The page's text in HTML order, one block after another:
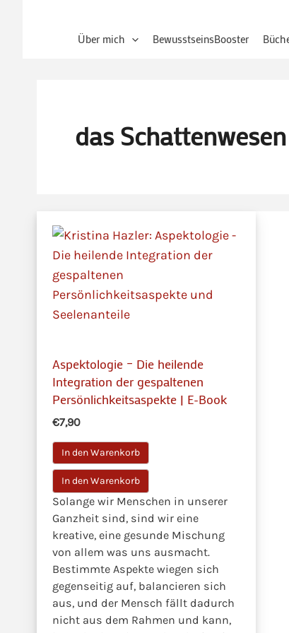
Über mich BewusstseinsBooster
das Schattenwesen
Aspektologie – Die heilende
Integration der gespaltenen
Persönlichkeitsaspekte | E-Book
€7,90
In den Warenkorb
Solange wir Menschen in unserer
Ganzheit sind, sind wir eine
kreative, eine gesunde Mischung
von allem was uns ausmacht.
Bestimmte Aspekte wiegen sich
gegenseitig auf, balancieren sich
aus, und der Mensch fällt dadurch
nicht aus dem Rahmen und kann,